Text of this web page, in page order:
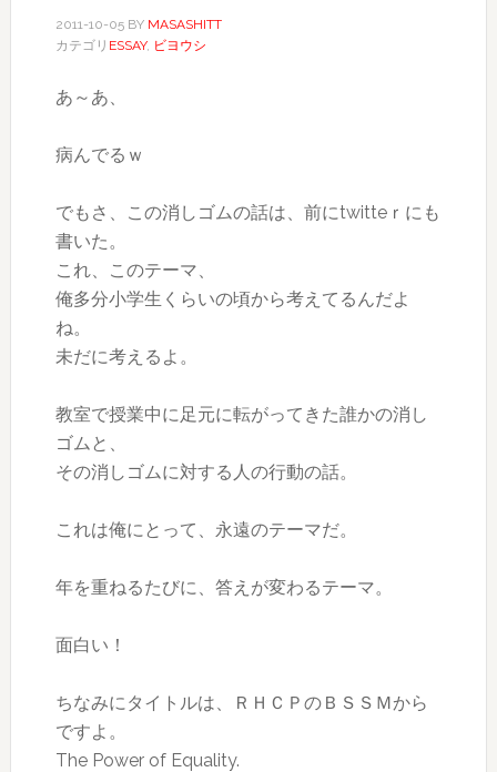
2011-10-05BY MASASHITT
カテゴリ ESSAY, ビヨウシ
あ～あ、
病んでるｗ
でもさ、この消しゴムの話は、前にtwitteｒにも
書いた。
これ、このテーマ、
俺多分小学生くらいの頃から考えてるんだよ
ね。
未だに考えるよ。
教室で授業中に足元に転がってきた誰かの消し
ゴムと、
その消しゴムに対する人の行動の話。
これは俺にとって、永遠のテーマだ。
年を重ねるたびに、答えが変わるテーマ。
面白い！
ちなみにタイトルは、ＲＨＣＰのＢＳＳＭから
ですよ。
The Power of Equality.